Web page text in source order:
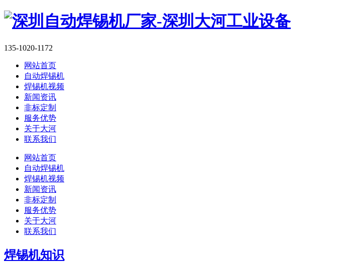
135-1020-1172
网站首页
自动焊锡机
焊锡机视频
新闻资讯
非标定制
服务优势
关于大河
联系我们
网站首页
自动焊锡机
焊锡机视频
新闻资讯
非标定制
服务优势
关于大河
联系我们
焊锡机知识